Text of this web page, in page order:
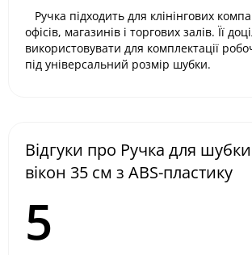
Ручка підходить для клінінгових
офісів, магазинів і торгових залів. Її
використовувати для комплектації
під універсальний розмір шубки.
Відгуки про Ручка для
вікон 35 см з ABS-пластику
5